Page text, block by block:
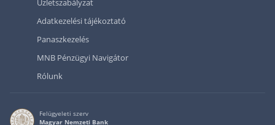
Üzletszabályzat
Adatkezelési tájékoztató
Panaszkezelés
MNB Pénzügyi Navigátor
Rólunk
Felügyeleti szerv
Magyar Nemzeti Bank